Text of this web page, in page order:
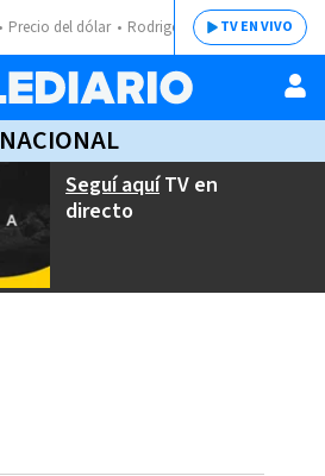
Precio del dólar Rodrigo ChavesTV EN VIVO
NACIONAL
Seguí aquíTV en
directo